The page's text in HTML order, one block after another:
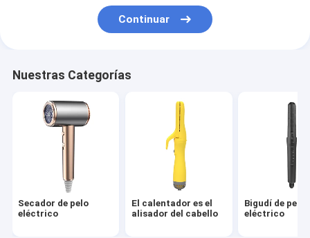
Secador de pelo de alta velocidad
Estirador de cabello multifunción
Continuar
Nuestras Categorías
Secador de pelo
eléctrico
El calentador es el
alisador del cabello
Bigudí de pelo
eléctrico